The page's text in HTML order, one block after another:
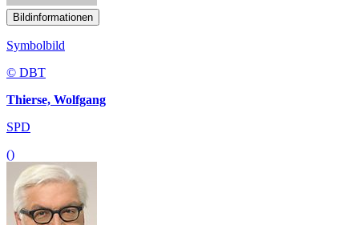
Bildinformationen
Symbolbild
© DBT
Thierse, Wolfgang
SPD
()